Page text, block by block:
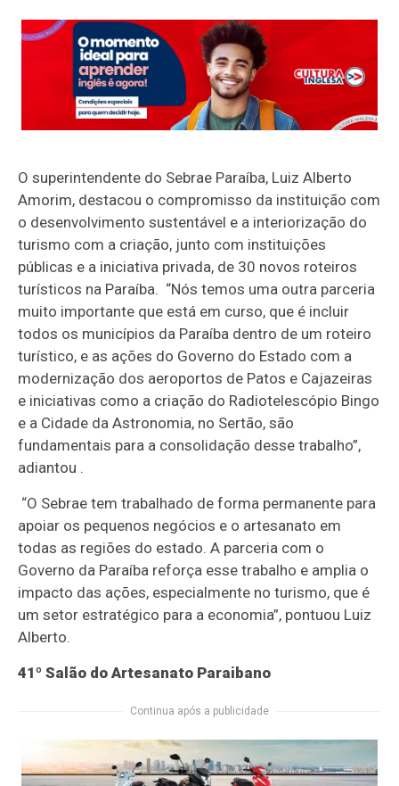
O superintendente do Sebrae Paraíba, Luiz Alberto
Amorim, destacou o compromisso da instituição com
o desenvolvimento sustentável e a interiorização do
turismo com a criação, junto com instituições
públicas e a iniciativa privada, de 30 novos roteiros
turísticos na Paraíba. “Nós temos uma outra parceria
muito importante que está em curso, que é incluir
todos os municípios da Paraíba dentro de um roteiro
turístico, e as ações do Governo do Estado com a
modernização dos aeroportos de Patos e Cajazeiras
e iniciativas como a criação do Radiotelescópio Bingo
e a Cidade da Astronomia, no Sertão, são
fundamentais para a consolidação desse trabalho”,
adiantou .
“O Sebrae tem trabalhado de forma permanente para
apoiar os pequenos negócios e o artesanato em
todas as regiões do estado. A parceria com o
Governo da Paraíba reforça esse trabalho e amplia o
impacto das ações, especialmente no turismo, que é
um setor estratégico para a economia”, pontuou Luiz
Alberto.
41º Salão do Artesanato Paraibano
Continua após a publicidade